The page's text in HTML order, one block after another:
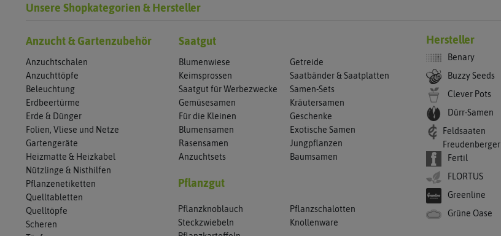
Unsere Shopkategorien & Hersteller
Anzucht & Gartenzubehör
Anzuchtschalen
Anzuchttöpfe
Beleuchtung
Erdbeertürme
Erde & Dünger
Folien, Vliese und Netze
Gartengeräte
Heizmatte & Heizkabel
Nützlinge & Nisthilfen
Pflanzenetiketten
Quelltabletten
Quelltöpfe
Scheren
Saatgut
Blumenwiese
Getreide
Keimsprossen
Saatbänder & Saatplatten
Saatgut für Werbezwecke
Samen-Sets
Gemüsesamen
Kräutersamen
Für die Kleinen
Geschenke
Blumensamen
Exotische Samen
Rasensamen
Jungpflanzen
Anzuchtsets
Baumsamen
Pflanzgut
Pflanzknoblauch
Pflanzschalotten
Steckzwiebeln
Knollenware
Hersteller
Benary
Buzzy Seeds
Clever Pots
Dürr-Samen
Feldsaaten
Freudenberger
Fertil
FLORTUS
Greenline
Grüne Oase